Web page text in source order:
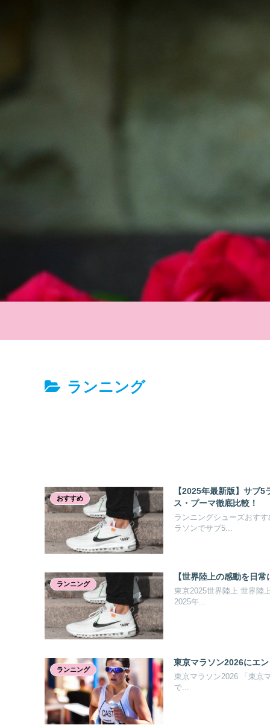
ランニング
おすすめ
【2025年最新版】サブ
ス・プーマ徹底比較！
ランニングシューズおす
ラソンでサブ5...
ランニング
【世界陸上の感動を日
東京2025世界陸上 世界陸
2025年...
ランニング
東京マラソン2026にエ
東京マラソン2026 「東京
で...